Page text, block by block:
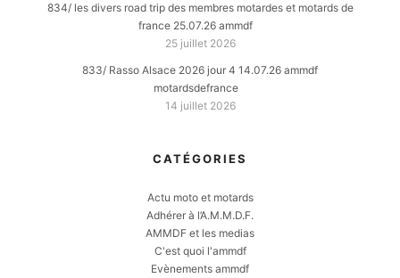
834/ les divers road trip des membres motardes et motards de
france 25.07.26 ammdf
25 juillet 2026
833/ Rasso Alsace 2026 jour 4 14.07.26 ammdf
motardsdefrance
14 juillet 2026
CATÉGORIES
Actu moto et motards
Adhérer à l’A.M.M.D.F.
AMMDF et les medias
C'est quoi l'ammdf
Evènements ammdf